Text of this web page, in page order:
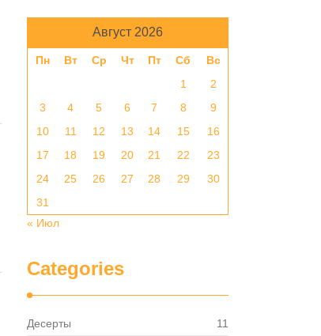
Август 2026
Пн Вт Ср Чт Пт Сб
Вс
1
2
3
4 5 6 7 8
9
10
11 12 13 14 15
16
17
18 19 20 21 22
23
24
25 26 27 28 29
30
31
« Июл
Categories
Десерты
11